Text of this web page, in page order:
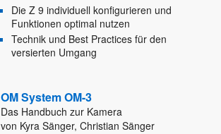
Die Z 9 individuell konfigurieren und
Funktionen optimal nutzen
Technik und Best Practices für den
versierten Umgang
OM System OM-3
Das Handbuch zur Kamera
von Kyra Sänger, Christian Sänger